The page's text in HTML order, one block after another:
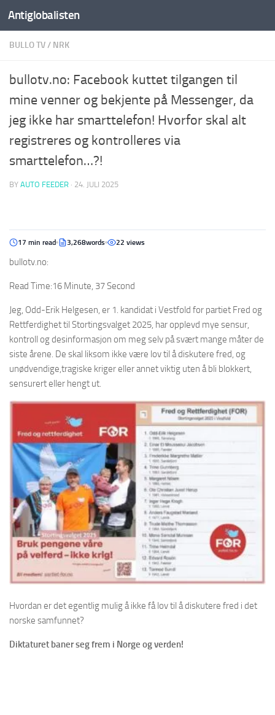
Antiglobalisten
BULLO TV/ NRK
bullotv.no: Facebook kuttet tilgangen til
mine venner og bekjente på Messenger, da
jeg ikke har smarttelefon! Hvorfor skal alt
registreres og kontrolleres via
smarttelefon…?!
BY AUTO FEEDER · 24. JULI 2025
17 min read 3,268words 22 views
bullotv.no:
Read Time:16 Minute, 37 Second
Jeg, Odd-Erik Helgesen, er 1. kandidat i Vestfold for partiet Fred og
Rettferdighet til Stortingsvalget 2025, har opplevd mye sensur,
kontroll og desinformasjon om meg selv på svært mange måter de
siste årene. De skal liksom ikke være lov til å diskutere fred, og
unødvendige,tragiske kriger eller annet viktig uten å bli blokkert,
sensurert eller hengt ut.
Hvordan er det egentlig mulig å ikke få lov til å diskutere fred i det
norske samfunnet?
Diktaturet baner seg frem i Norge og verden!